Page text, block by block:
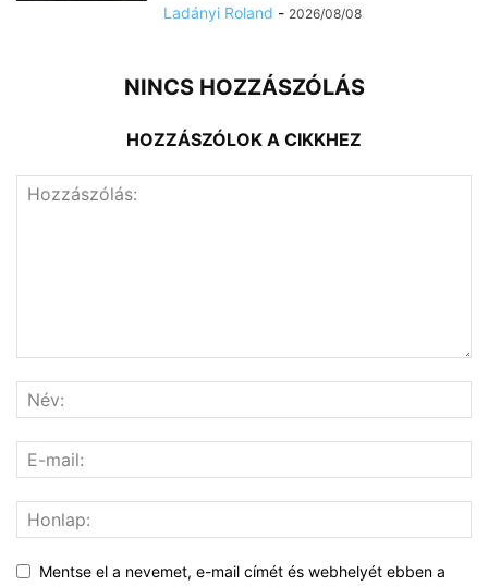
Ladányi Roland - 2026/08/08
NINCS HOZZÁSZÓLÁS
HOZZÁSZÓLOK A CIKKHEZ
Mentse el a nevemet, e-mail címét és webhelyét ebben a